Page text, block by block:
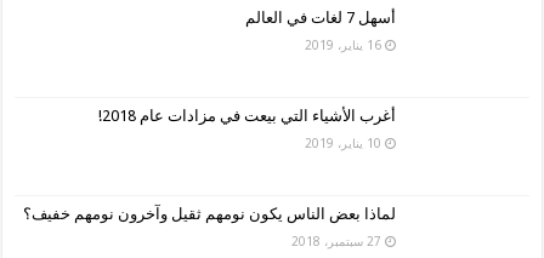
أسهل 7 لغات في العالم
16 يناير، 2019
أغرب الأشياء التي بيعت في مزادات عام 2018!
10 يناير، 2019
لماذا بعض الناس يكون نومهم ثقيل وآخرون نومهم خفيف؟
27 سبتمبر، 2018